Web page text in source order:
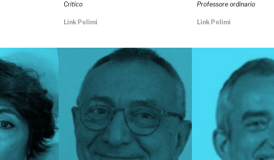
Critico
Link Polimi
Professore ordinario
Link Polimi